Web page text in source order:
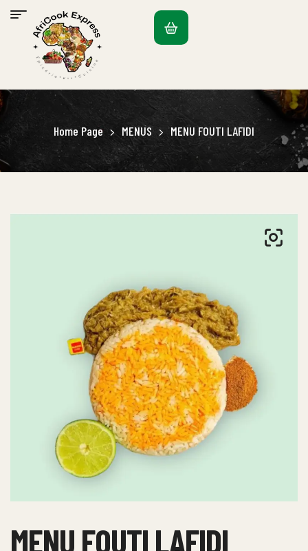
Home Page MENUS MENU FOUTI LAFIDI
MENU FOUTI LAFIDI